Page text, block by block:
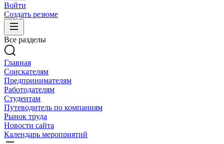
Войти
Создать резюме
Все разделы
Главная
Соискателям
Предпринимателям
Работодателям
Студентам
Путеводитель по компаниям
Рынок труда
Новости сайта
Календарь мероприятий